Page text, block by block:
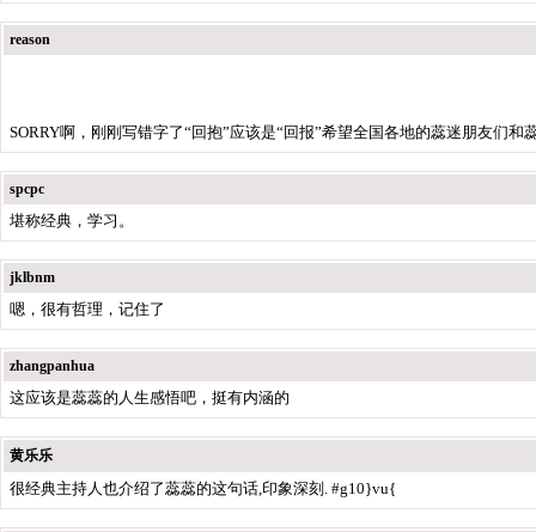
reason
SORRY啊，刚刚写错字了“回抱”应该是“回报”希望全国各地的蕊迷朋友们和
spcpc
堪称经典，学习。
jklbnm
嗯，很有哲理，记住了
zhangpanhua
这应该是蕊蕊的人生感悟吧，挺有内涵的
黄乐乐
很经典主持人也介绍了蕊蕊的这句话,印象深刻. #g10}vu{